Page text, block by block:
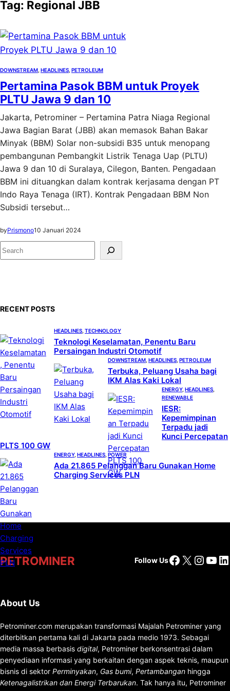
Tag: Regional JBB
DOWNSTREAM HEADLINES PETROLEUM
Pertamina Pasok BBM untuk Proyek
PLTU Jawa 9 dan 10
Jakarta, Petrominer – Pertamina Patra Niaga Regional
Jawa Bagian Barat (JBB) akan memasok Bahan Bakar
Minyak (BBM) Solar non-subsidi B35 untuk menopang
pembangunan Pembangkit Listrik Tenaga Uap (PLTU)
Jawa 9 dan 10 di Suralaya, Cilegon, Banten. Pengadaan
BBM ini dituangkan dalam kontrak kerjasama dengan PT
Indo Raya Tenaga (IRT). Kontrak Pengadaan BBM Non
Subsidi tersebut…
byPrismono10 Januari 2024
S
e
RECENT POSTS
HEADLINES TECHNOLOGY
Teknologi Keselamatan, Penentu Baru
Persaingan Industri Otomotif
DOWNSTREAM HEADLINES PETROLEUM
Terbuka, Peluang Usaha bagi
IKM Alas Kaki Lokal
ENERGY, HEADLINES
RENEWABLE
IESR:
Kepemimpinan
Terpadu jadi
Kunci Percepatan
PLTS 100 GW
ENERGY, HEADLINES POWER
Ada 21.865 Pelanggan Baru Gunakan Home
Charging Services PLN
PETROMINER Follow UsFacebook
X
About Us
Petrominer.com merupakan transformasi Majalah Petrominer yang
diterbitkan pertama kali di Jakarta pada medio 1973. Sebagai
media massa berbasis digital, Petrominer berkonsentrasi dalam
penyediaan informasi yang berkaitan dengan aspek teknis, maupun
bisnis di sektor Perminyakan, Gas bumi, Pertambangan hingga
Ketenagalistrikan dan Energi Terbarukan. Tak hanya itu, Petrominer